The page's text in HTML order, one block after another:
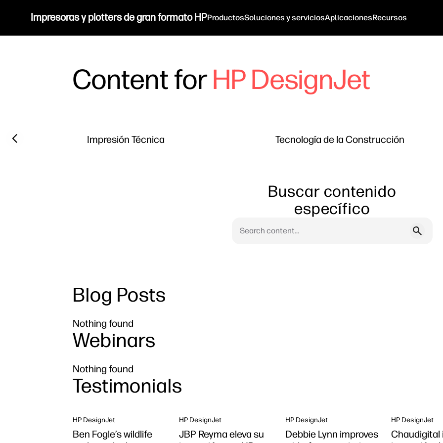
Impresoras y plotters de gran formato HPProductosSoluciones y serviciosAplicacionesRecursos
Content forHP DesignJet
Filter category
Impresión Técnica Tecnología de la Construcción
Previous slide
Buscar contenido
específico
Blog Posts
Nothing found
Webinars
Nothing found
Testimonials
HP DesignJet
Ben Fogle’s wildlife
HP DesignJet
JBP Reyma eleva su
HP DesignJet
Debbie Lynn improves
HP DesignJet
Chaudigital